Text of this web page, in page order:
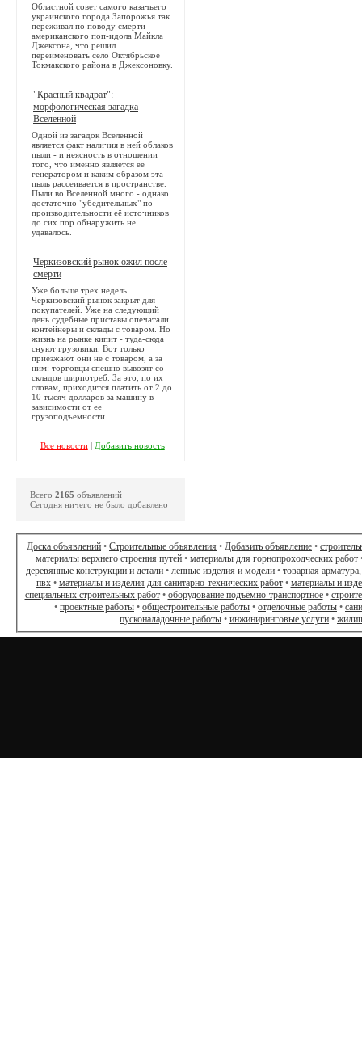
Областной совет самого казачьего
украинского города Запорожья так
переживал по поводу смерти
американского поп-идола Майкла
Джексона, что решил
переименовать село Октябрьское
Токмакского района в Джексоновку.
"Красный квадрат":
морфологическая загадка
Вселенной
Одной из загадок Вселенной
является факт наличия в ней облаков
пыли - и неясность в отношении
того, что именно является её
генератором и каким образом эта
пыль рассеивается в пространстве.
Пыли во Вселенной много - однако
достаточно "убедительных" по
производительности её источников
до сих пор обнаружить не
удавалось.
Черкизовский рынок ожил после
смерти
Уже больше трех недель
Черкизовский рынок закрыт для
покупателей. Уже на следующий
день судебные приставы опечатали
контейнеры и склады с товаром. Но
жизнь на рынке кипит - туда-сюда
снуют грузовики. Вот только
приезжают они не с товаром, а за
ним: торговцы спешно вывозят со
складов ширпотреб. За это, по их
словам, приходится платить от 2 до
10 тысяч долларов за машину в
зависимости от ее
грузоподъемности.
Все новости| Добавить новость
Всего 2165 объявлений
Сегодня ничего не было добавлено
Доска объявлений • Строительные объявления • Добавить объявление •
материалы верхнего строения путей • материалы для горнопроходческих работ
деревянные конструкции и детали• лепные изделия и модели• товарная
пвх• материалы и изделия для санитарно-технических работ• материалы и
специальных строительных работ• оборудование подъёмно-транспортное•
• проектные работы • общестроительные работы • отделочные работы •
пусконаладочные работы • инжиниринговые услуги •